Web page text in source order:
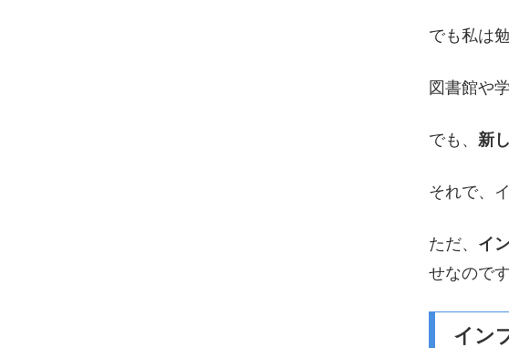
でも私は
図書館や
でも、 新
それで、
ただ、 イ
せなので
イン